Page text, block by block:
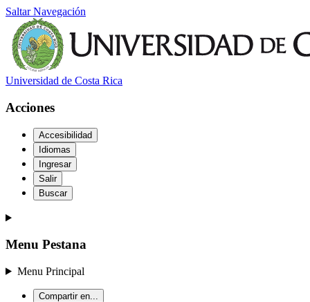
Saltar Navegación
Universidad de Costa Rica
Acciones
Accesibilidad
Idiomas
Ingresar
Salir
Buscar
Menu Pestana
Menu Principal
Compartir en...